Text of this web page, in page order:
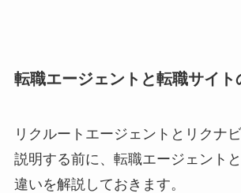
転職エージェントと転職サイト
リクルートエージェントとリクナ
説明する前に、転職エージェント
違いを解説しておきます。